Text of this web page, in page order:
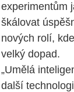
experimentům
škálovat
nových rolí,
velký dopad.
„Umělá
další